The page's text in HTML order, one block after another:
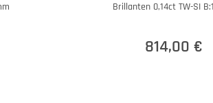
Brillanten 0,14ct TW-SI
814,00 €